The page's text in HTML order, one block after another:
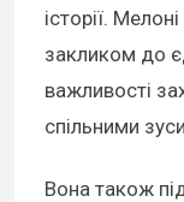
історії.
закликом до
важливості
спільними
Вона також